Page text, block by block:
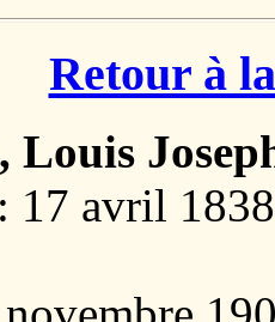
Retour à
Louis
17 avril